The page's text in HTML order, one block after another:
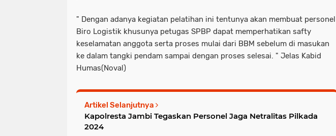
" Dengan adanya kegiatan pelatihan ini tentunya akan membuat personel
Biro Logistik khusunya petugas SPBP dapat memperhatikan safty
keselamatan anggota serta proses mulai dari BBM sebelum di masukan
ke dalam tangki pendam sampai dengan proses selesai. " Jelas Kabid
Humas(Noval)
Artikel Selanjutnya
Kapolresta Jambi Tegaskan Personel Jaga Netralitas Pilkada
2024